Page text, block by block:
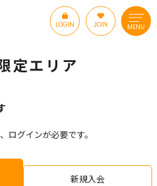
LOGIN JOIN MENU
定エリア
ログインが必要です。
新規入会